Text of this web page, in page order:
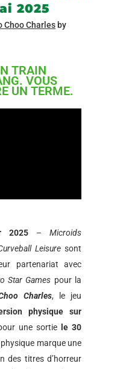
2025
Choo Charles by
TRAIN
VOUS
UN TERME.
2025 – Microids
Leisure sont
partenariat avec
Star Games pour la
Charles, le jeu
physique sur
une sortie
le 30
marque une
des titres d’horreur